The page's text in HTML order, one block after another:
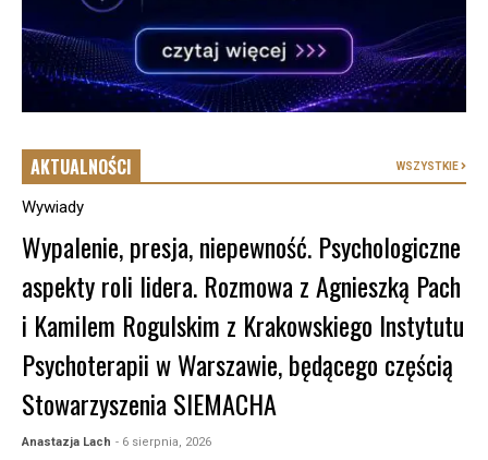
AKTUALNOŚCI WSZYSTKIE
Wywiady
Wypalenie, presja, niepewność. Psychologiczne
aspekty roli lidera. Rozmowa z Agnieszką Pach
i Kamilem Rogulskim z Krakowskiego Instytutu
Psychoterapii w Warszawie, będącego częścią
Stowarzyszenia SIEMACHA
Anastazja Lach - 6 sierpnia, 2026